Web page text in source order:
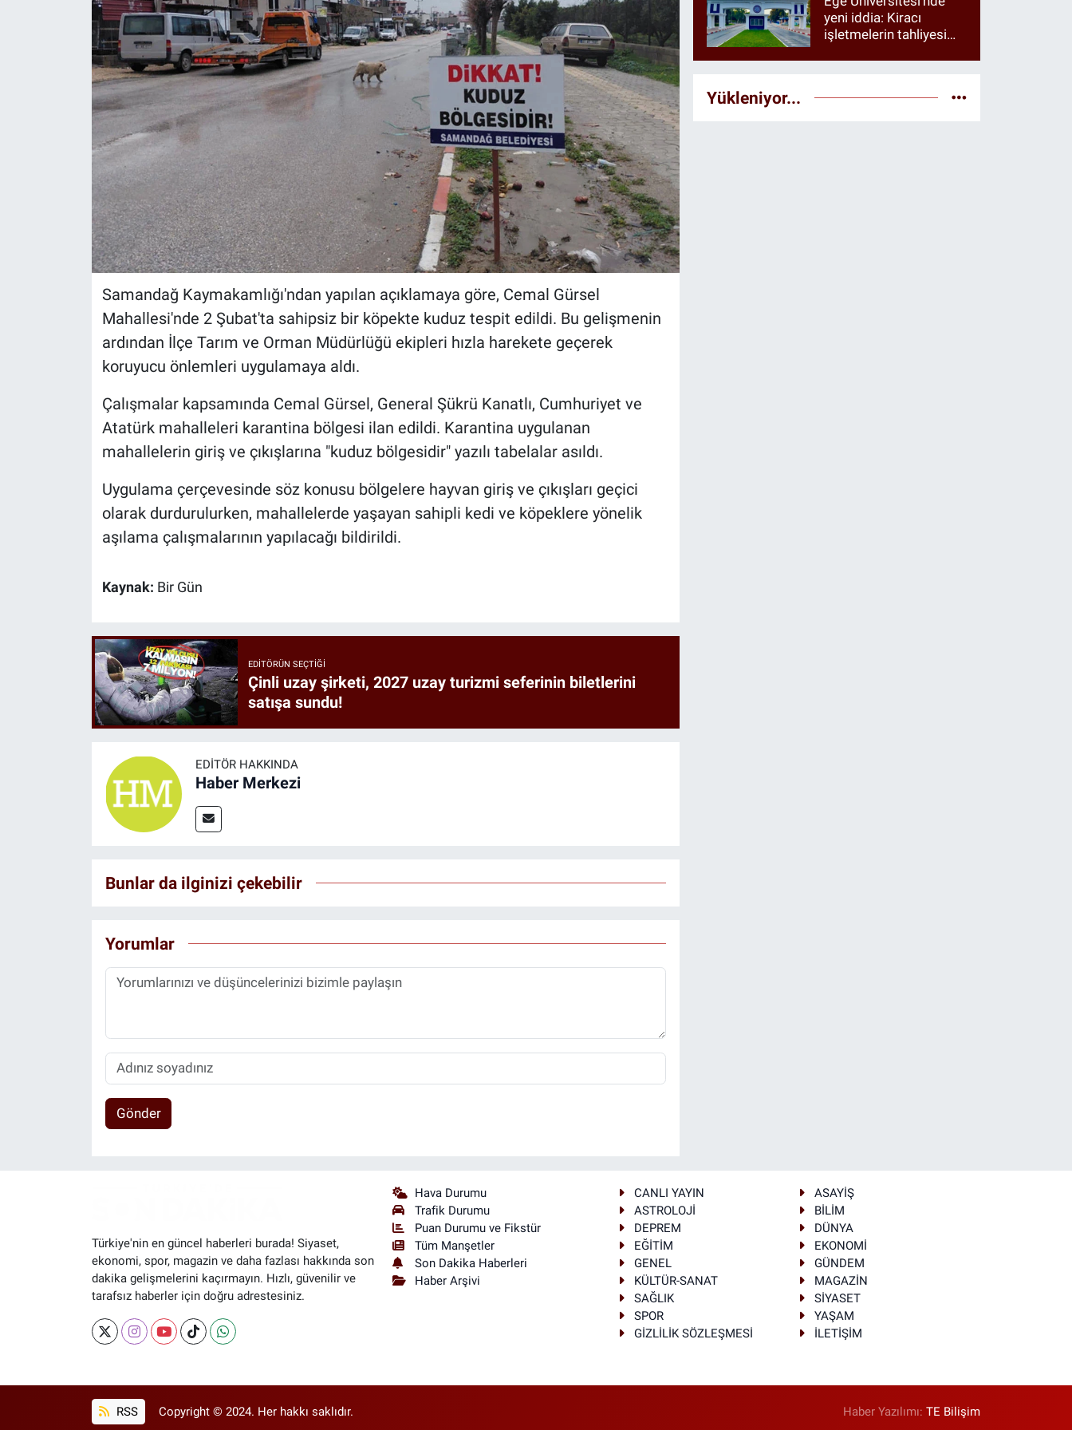
Samandağ Kaymakamlığı'ndan yapılan açıklamaya göre, Cemal Gürsel
Mahallesi'nde 2 Şubat'ta sahipsiz bir köpekte kuduz tespit edildi. Bu gelişmenin
ardından İlçe Tarım ve Orman Müdürlüğü ekipleri hızla harekete geçerek
koruyucu önlemleri uygulamaya aldı.
Çalışmalar kapsamında Cemal Gürsel, General Şükrü Kanatlı, Cumhuriyet ve
Atatürk mahalleleri karantina bölgesi ilan edildi. Karantina uygulanan
mahallelerin giriş ve çıkışlarına "kuduz bölgesidir" yazılı tabelalar asıldı.
Uygulama çerçevesinde söz konusu bölgelere hayvan giriş ve çıkışları geçici
olarak durdurulurken, mahallelerde yaşayan sahipli kedi ve köpeklere yönelik
aşılama çalışmalarının yapılacağı bildirildi.
Kaynak: Bir Gün
EDITÖRÜN SEÇTIĞI
Çinli uzay şirketi, 2027 uzay turizmi seferinin biletlerini
satışa sundu!
EDITÖR HAKKINDA
Haber Merkezi
Bunlar da ilginizi çekebilir
Yorumlar
Gönder
yeni iddia: Kiracı
işletmelerin tahliyesi
Yükleniyor...
Türkiye'nin en güncel haberleri burada! Siyaset,
ekonomi, spor, magazin ve daha fazlası hakkında son
dakika gelişmelerini kaçırmayın. Hızlı, güvenilir ve
tarafsız haberler için doğru adrestesiniz.
Hava Durumu
Trafik Durumu
Puan Durumu ve Fikstür
Tüm Manşetler
Son Dakika Haberleri
Haber Arşivi
CANLI YAYIN
ASAYİŞ
ASTROLOJİ
BİLİM
DEPREM
DÜNYA
EĞİTİM
EKONOMİ
GENEL
GÜNDEM
KÜLTÜR-SANAT
MAGAZİN
SAĞLIK
SİYASET
SPOR
YAŞAM
GİZLİLİK SÖZLEŞMESİ
İLETİŞİM
RSS Copyright © 2024. Her hakkı saklıdır. Haber Yazılımı:TE Bilişim